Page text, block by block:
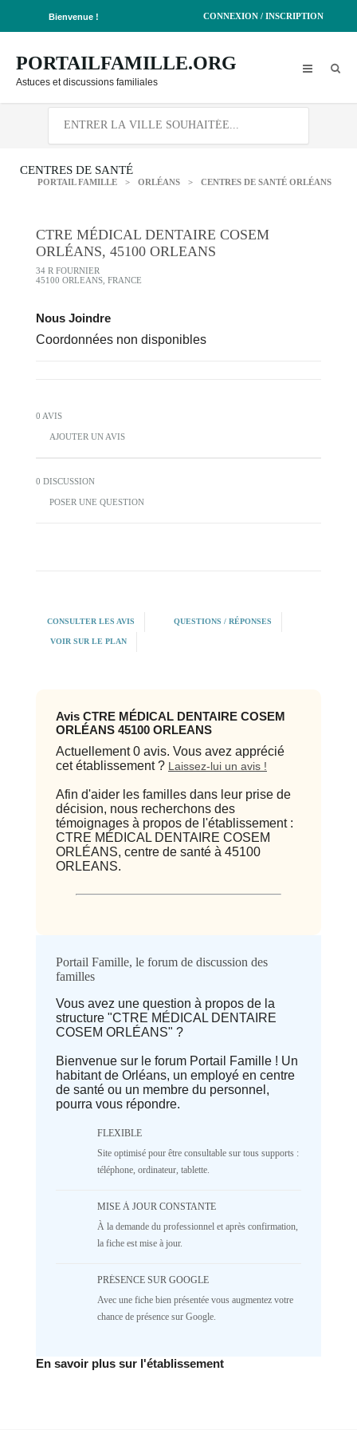
Bienvenue ! CONNEXION / INSCRIPTION
PORTAILFAMILLE.ORG
Astuces et discussions familiales
CENTRES DE SANTÉ
PORTAIL FAMILLE > ORLÉANS > CENTRES DE SANTÉ ORLÉANS
CTRE MÉDICAL DENTAIRE COSEM
ORLÉANS, 45100 ORLEANS
34 R FOURNIER
45100 ORLEANS, FRANCE
Nous Joindre
Coordonnées non disponibles
0 AVIS
AJOUTER UN AVIS
0 DISCUSSION
POSER UNE QUESTION
CONSULTER LES AVIS QUESTIONS / RÉPONSES
VOIR SUR LE PLAN
Avis CTRE MÉDICAL DENTAIRE COSEM
ORLÉANS 45100 ORLEANS
Actuellement 0 avis. Vous avez apprécié
cet établissement ? Laissez-lui un avis !
Afin d'aider les familles dans leur prise de
décision, nous recherchons des
témoignages à propos de l'établissement :
CTRE MÉDICAL DENTAIRE COSEM
ORLÉANS, centre de santé à 45100
ORLEANS.
Avis
⭐ Qualité
Deprecated: implode(): Passing null to
parameter #1 ($separator) of type
array|string is deprecated in
/home/lepetitbz/portailfamille.org/lib/Cake/View/
5
1
NR
parameter #1 ($separator) of type
array|string is deprecated in
1687
1
NR
Deprecated: implode(): Passing null to
Portail Famille, le forum de discussion des
familles
Vous avez une question à propos de la
structure "CTRE MÉDICAL DENTAIRE
COSEM ORLÉANS" ?
Bienvenue sur le forum Portail Famille ! Un
habitant de Orléans, un employé en centre
de santé ou un membre du personnel,
pourra vous répondre.
FLEXIBLE
Site optimisé pour être consultable sur tous supports :
téléphone, ordinateur, tablette.
MISE À JOUR CONSTANTE
À la demande du professionnel et après confirmation,
la fiche est mise à jour.
PRÉSENCE SUR GOOGLE
Avec une fiche bien présentée vous augmentez votre
chance de présence sur Google.
En savoir plus sur l'établissement